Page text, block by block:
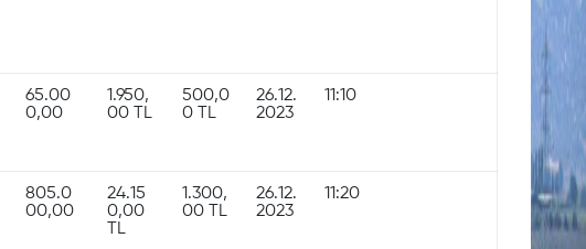
65.00
0,00
1.950,
00 TL
500,0
0 TL
26.12.
2023
11:10
805.0
00,00
24.15
0,00
TL
1.300,
00 TL
26.12.
2023
11:20